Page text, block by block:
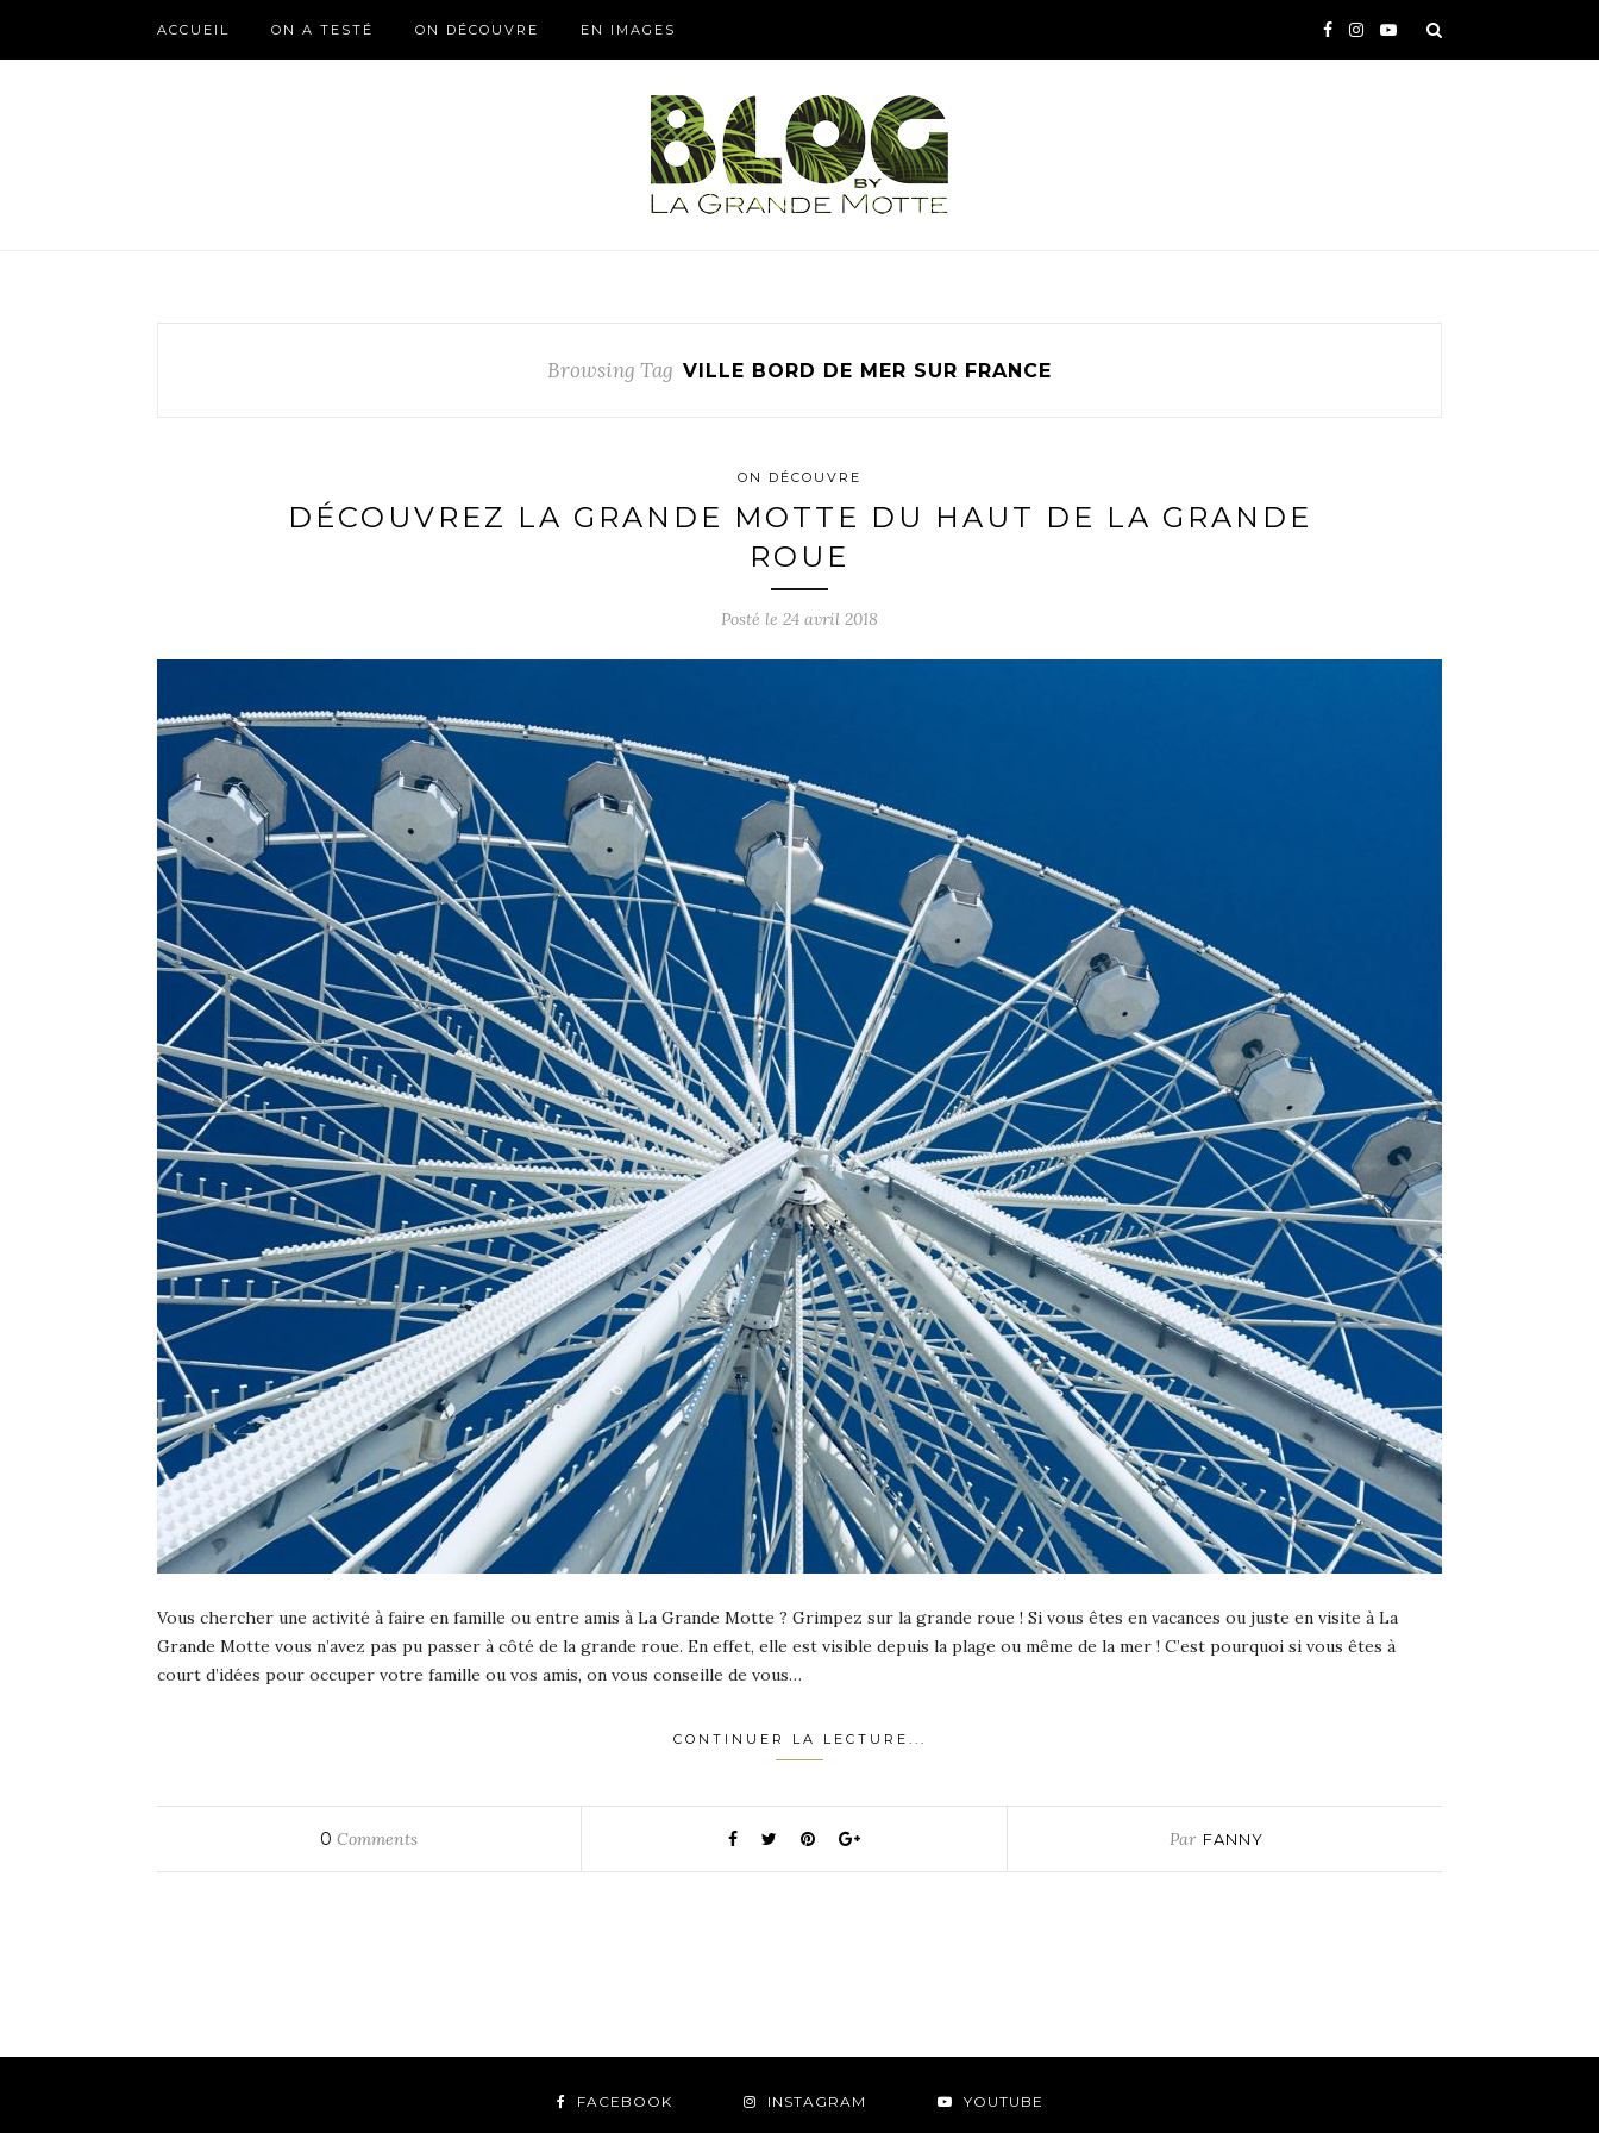
ACCUEIL ON A TESTÉ ON DÉCOUVRE EN IMAGES
Browsing Tag VILLE BORD DE MER SUR FRANCE
ON DÉCOUVRE
DÉCOUVREZ LA GRANDE MOTTE DU HAUT DE LA GRANDE
ROUE
Posté le 24 avril 2018
Vous chercher une activité à faire en famille ou entre amis à La Grande Motte ? Grimpez sur la grande roue ! Si vous êtes en vacances ou juste en visite à La
Grande Motte vous n’avez pas pu passer à côté de la grande roue. En effet, elle est visible depuis la plage ou même de la mer ! C’est pourquoi si vous êtes à
court d’idées pour occuper votre famille ou vos amis, on vous conseille de vous…
CONTINUER LA LECTURE...
0 Comments Par FANNY
FACEBOOK INSTAGRAM YOUTUBE